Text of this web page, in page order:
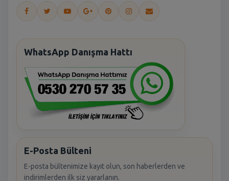
WhatsApp Danışma Hattı
E-Posta Bülteni
E-posta bültenimize kayıt olun, son haberlerden ve
indirimlerden ilk siz yararlanın.